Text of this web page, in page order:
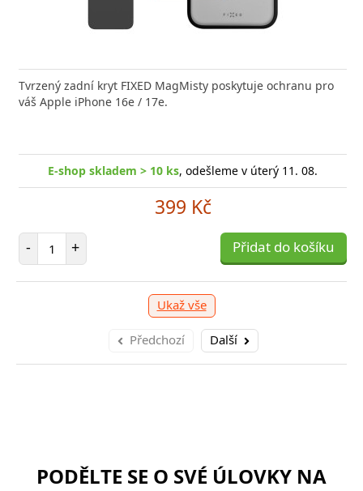
Tvrzený zadní kryt FIXED MagMisty poskytuje ochranu pro
váš Apple iPhone 16e / 17e.
E-shop skladem > 10 ks, odešleme v úterý 11. 08.
399 Kč
- Počet položek
+ Přidat do košíku
Ukaž vše
Předchozí Další
FIXED zajistí rychlé a bezpečné nabíjení
moderního smartphonu,
skladem > 10 ks, odešleme v úterý 11. 08.
položek Přidat do košíku -
PODĚLTE SE O SVÉ ÚLOVKY NA